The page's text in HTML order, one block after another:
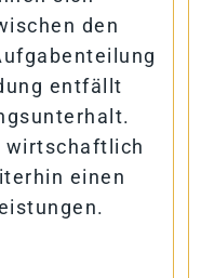
den
entfällt
wirtschaftlich
einen